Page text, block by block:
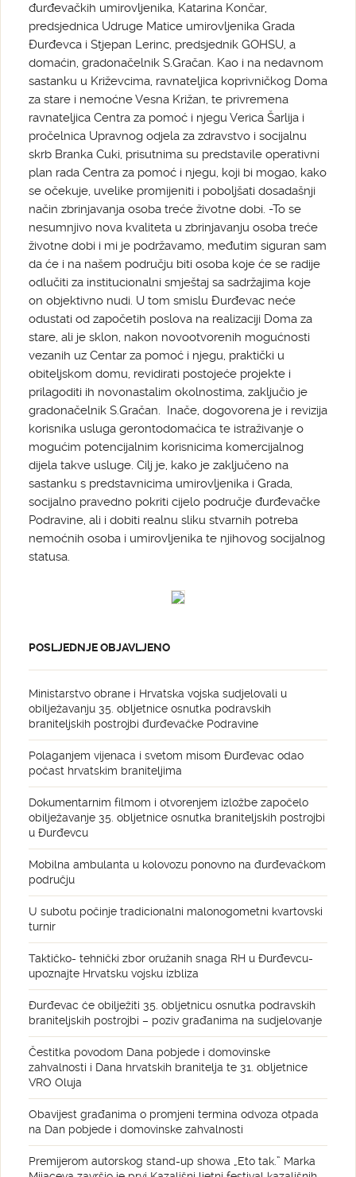
đurđevačkih umirovljenika, Katarina Končar,
predsjednica Udruge Matice umirovljenika Grada
Đurđevca i Stjepan Lerinc, predsjednik GOHSU, a
domaćin, gradonačelnik S.Gračan. Kao i na nedavnom
sastanku u Križevcima, ravnateljica koprivničkog Doma
za stare i nemoćne Vesna Križan, te privremena
ravnateljica Centra za pomoć i njegu Verica Šarlija i
pročelnica Upravnog odjela za zdravstvo i socijalnu
skrb Branka Cuki, prisutnima su predstavile operativni
plan rada Centra za pomoć i njegu, koji bi mogao, kako
se očekuje, uvelike promijeniti i poboljšati dosadašnji
način zbrinjavanja osoba treće životne dobi. -To se
nesumnjivo nova kvaliteta u zbrinjavanju osoba treće
životne dobi i mi je podržavamo, međutim siguran sam
da će i na našem području biti osoba koje će se radije
odlučiti za institucionalni smještaj sa sadržajima koje
on objektivno nudi. U tom smislu Đurđevac neće
odustati od započetih poslova na realizaciji Doma za
stare, ali je sklon, nakon novootvorenih mogućnosti
vezanih uz Centar za pomoć i njegu, praktički u
obiteljskom domu, revidirati postojeće projekte i
prilagoditi ih novonastalim okolnostima, zaključio je
gradonačelnik S.Gračan. Inače, dogovorena je i revizija
korisnika usluga gerontodomaćica te istraživanje o
mogućim potencijalnim korisnicima komercijalnog
dijela takve usluge. Cilj je, kako je zaključeno na
sastanku s predstavnicima umirovljenika i Grada,
socijalno pravedno pokriti cijelo područje đurđevačke
Podravine, ali i dobiti realnu sliku stvarnih potreba
nemoćnih osoba i umirovljenika te njihovog socijalnog
statusa.
POSLJEDNJE OBJAVLJENO
Ministarstvo obrane i Hrvatska vojska sudjelovali u
obilježavanju 35. obljetnice osnutka podravskih
braniteljskih postrojbi đurđevačke Podravine
Polaganjem vijenaca i svetom misom Đurđevac odao
počast hrvatskim braniteljima
Dokumentarnim filmom i otvorenjem izložbe započelo
obilježavanje 35. obljetnice osnutka braniteljskih postrojbi
u Đurđevcu
Mobilna ambulanta u kolovozu ponovno na đurđevačkom
području
U subotu počinje tradicionalni malonogometni kvartovski
turnir
Taktičko- tehnički zbor oružanih snaga RH u Đurđevcu-
upoznajte Hrvatsku vojsku izbliza
Đurđevac će obilježiti 35. obljetnicu osnutka podravskih
braniteljskih postrojbi – poziv građanima na sudjelovanje
Čestitka povodom Dana pobjede i domovinske
zahvalnosti i Dana hrvatskih branitelja te 31. obljetnice
VRO Oluja
Obavijest građanima o promjeni termina odvoza otpada
na Dan pobjede i domovinske zahvalnosti
Premijerom autorskog stand-up showa „Eto tak.” Marka